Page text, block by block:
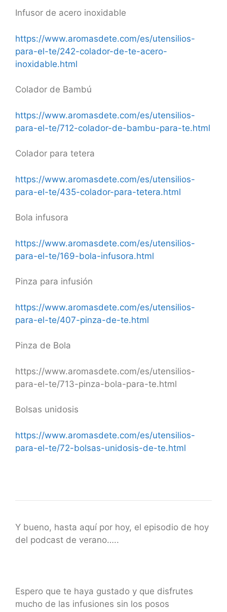
Infusor de acero inoxidable
https://www.aromasdete.com/es/utensilios-
para-el-te/242-colador-de-te-acero-
inoxidable.html
Colador de Bambú
https://www.aromasdete.com/es/utensilios-
para-el-te/712-colador-de-bambu-para-te.html
Colador para tetera
https://www.aromasdete.com/es/utensilios-
para-el-te/435-colador-para-tetera.html
Bola infusora
https://www.aromasdete.com/es/utensilios-
para-el-te/169-bola-infusora.html
Pinza para infusión
https://www.aromasdete.com/es/utensilios-
para-el-te/407-pinza-de-te.html
Pinza de Bola
https://www.aromasdete.com/es/utensilios-
para-el-te/713-pinza-bola-para-te.html
Bolsas unidosis
https://www.aromasdete.com/es/utensilios-
para-el-te/72-bolsas-unidosis-de-te.html
Y bueno, hasta aquí por hoy, el episodio de hoy
del podcast de verano…..
Espero que te haya gustado y que disfrutes
mucho de las infusiones sin los posos